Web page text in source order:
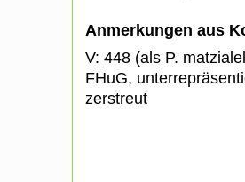
Anmerkungen aus
V: 448 (als P.
FHuG,
zerstreut